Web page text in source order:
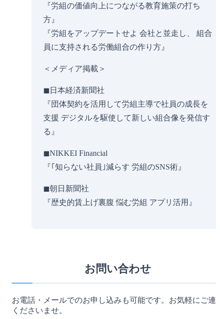
『労組の価値向上につながる教育施策の打ち
方』
『労組をアップデートせよ 会社と並走し、 組合
員に支持される労働組合の作り方』
＜メディア掲載＞
◼︎日本経済新聞社
『​​​​団体契約を活用して労組主導で社員の成長を
支援 デジタルを駆使して新しい組合像を発信す
る』
◼︎NIKKEI Financial
『｢知らない社員｣減らす 労組のSNS術』
◼︎朝日新聞社
『歴史的賃上げ裏腹 悩む労組 アプリ活用』
お問い合わせ
お電話・メールでのお申し込みも可能です。お気軽にご連
くださいませ。